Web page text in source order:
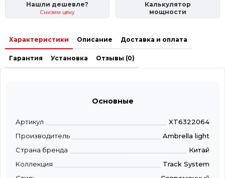
Нашли дешевле?
Снизим цену
Калькулятор
мощности
Характеристики Описание Доставка и оплата
Гарантия Установка Отзывы (0)
Основные
Артикул
XT6322064
Производитель
Ambrella light
Страна бренда
Китай
Коллекция
Track System